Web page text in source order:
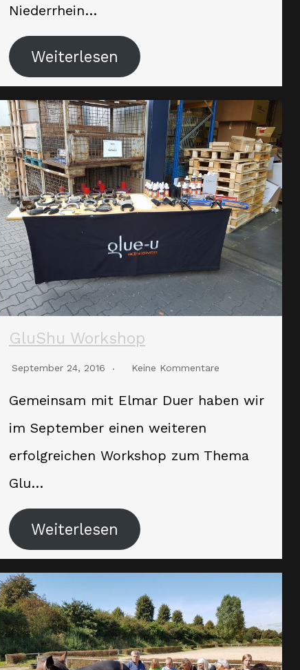
Niederrhein…
Weiterlesen
GluShu Workshop
September 24, 2016 Keine Kommentare
Gemeinsam mit Elmar Duer haben wir
im September einen weiteren
erfolgreichen Workshop zum Thema
Glu…
Weiterlesen